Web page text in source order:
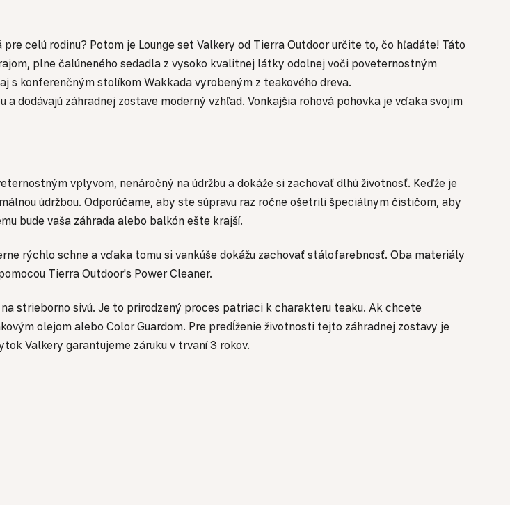
celú rodinu? Potom je Lounge set Valkery od Tierra Outdoor určite to, čo hľadáte! Táto
plne čalúneného sedadla z vysoko kvalitnej látky odolnej voči poveternostným
s konferenčným stolíkom Wakkada vyrobeným z teakového dreva.
a dodávajú záhradnej zostave moderný vzhľad. Vonkajšia rohová pohovka je vďaka svojim
vplyvom, nenáročný na údržbu a dokáže si zachovať dlhú životnosť. Keďže je
údržbou. Odporúčame, aby ste súpravu raz ročne ošetrili špeciálnym čističom, aby
bude vaša záhrada alebo balkón ešte krajší.
rýchlo schne a vďaka tomu si vankúše dokážu zachovať stálofarebnosť. Oba materiály
Tierra Outdoor's Power Cleaner.
strieborno sivú. Je to prirodzený proces patriaci k charakteru teaku. Ak chcete
olejom alebo Color Guardom. Pre predĺženie životnosti tejto záhradnej zostavy je
Valkery garantujeme záruku v trvaní 3 rokov.